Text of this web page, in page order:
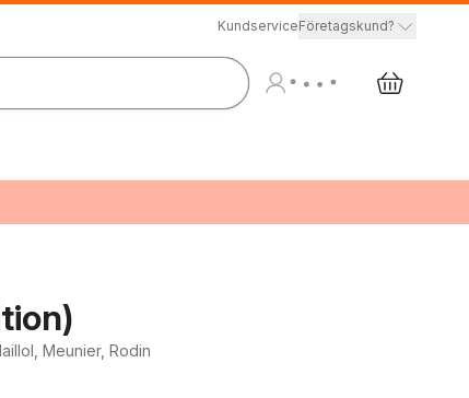
KundserviceFöretagskund?
Meunier, Rodin